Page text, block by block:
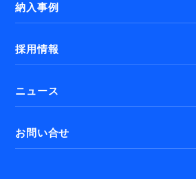
納入事例
採用情報
ニュース
お問い合せ